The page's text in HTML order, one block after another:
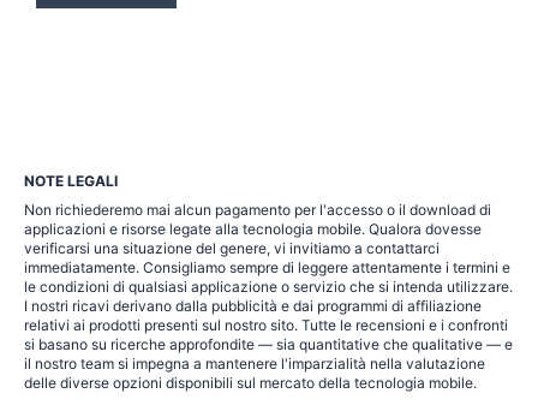
NOTE LEGALI
Non richiederemo mai alcun pagamento per l'accesso o il download di
applicazioni e risorse legate alla tecnologia mobile. Qualora dovesse
verificarsi una situazione del genere, vi invitiamo a contattarci
immediatamente. Consigliamo sempre di leggere attentamente i termini e
le condizioni di qualsiasi applicazione o servizio che si intenda utilizzare.
I nostri ricavi derivano dalla pubblicità e dai programmi di affiliazione
relativi ai prodotti presenti sul nostro sito. Tutte le recensioni e i confronti
si basano su ricerche approfondite — sia quantitative che qualitative — e
il nostro team si impegna a mantenere l'imparzialità nella valutazione
delle diverse opzioni disponibili sul mercato della tecnologia mobile.